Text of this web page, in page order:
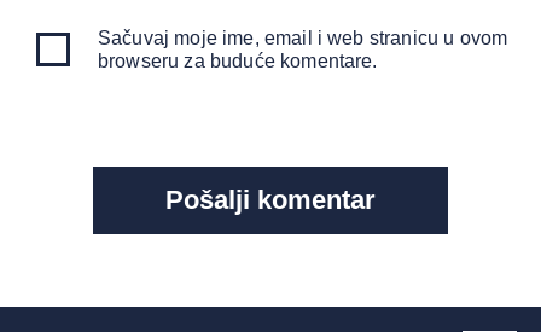
Sačuvaj moje ime, email i web stranicu u ovom
browseru za buduće komentare.